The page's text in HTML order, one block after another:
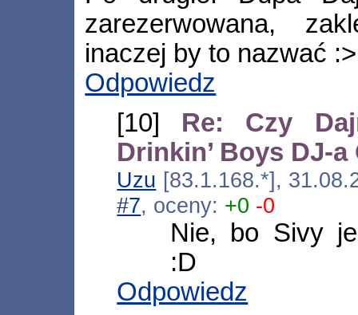
zarezerwowana,
inaczej by to nazwać
Odpowiedz
[10] Re: Czy
Drinkin’ Boys DJ-a
Uzu [83.1.168.*],
#7, oceny: +0 -0
Nie, bo Sivy
:D
Odpowiedz